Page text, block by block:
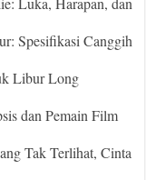
Spesifikasi Canggih
Libur Long
dan Pemain Film
Tak Terlihat, Cinta